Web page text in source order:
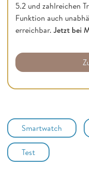
5.2 und zahlreichen
Funktion auch
erreichbar. Jetzt bei
Smartwatch
Test